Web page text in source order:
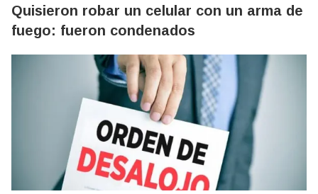
Quisieron robar un celular con un arma de
fuego: fueron condenados